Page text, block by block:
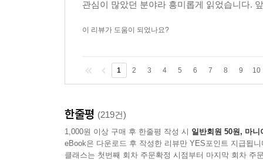
관심이 많았던 분야라 흥미롭게 읽었습니다.
이 리뷰가 도움이 되었나요?
1 2 3 4 5 6 7 8 9 10
한줄평 (219건)
1,000원 이상 구매 후 한줄평 작성 시 일반회원 50원, 마니
eBook은 다운로드 후 작성한 리뷰만 YES포인트 지급됩니
클래스는 첫번째 회차 주문확정 시점부터 마지막 회차 주